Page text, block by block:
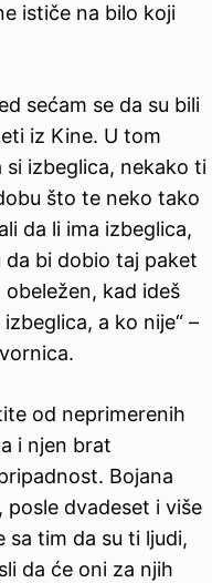
ističe na bilo koji
sećam se da su bili
iz Kine. U tom
si izbeglica, nekako ti
što te neko tako
da li ima izbeglica,
bi dobio taj paket
kad ideš
a ko nije“ –
od neprimerenih
i njen brat
Bojana
posle dvadeset i više
sa tim da su ti ljudi,
da će oni za njih